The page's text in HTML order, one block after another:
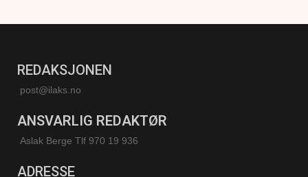
REDAKSJONEN
post@ilaks.no
ANSVARLIG REDAKTØR
Aslak Berge Tlf 970 19 936
ADRESSE